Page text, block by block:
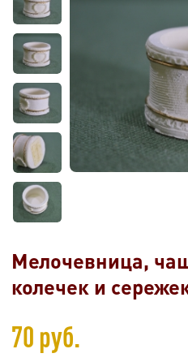
Мелочевница,
колечек и
70 руб.